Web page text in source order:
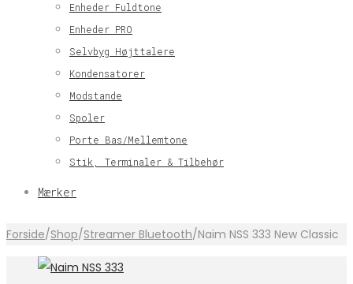
Enheder Fuldtone
Enheder PRO
Selvbyg Højttalere
Kondensatorer
Modstande
Spoler
Porte Bas/Mellemtone
Stik, Terminaler & Tilbehør
Mærker
Forside/Shop/Streamer Bluetooth/Naim NSS 333 New Classic